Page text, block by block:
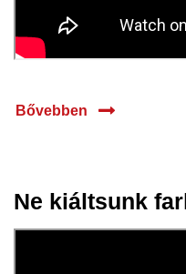
Bővebben
Ne kiáltsunk